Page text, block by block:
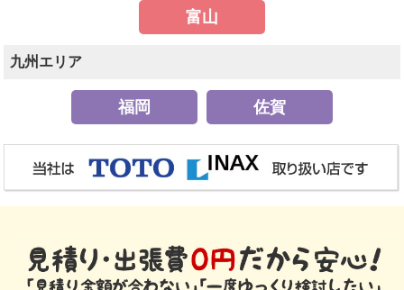
富山
九州エリア
福岡 佐賀